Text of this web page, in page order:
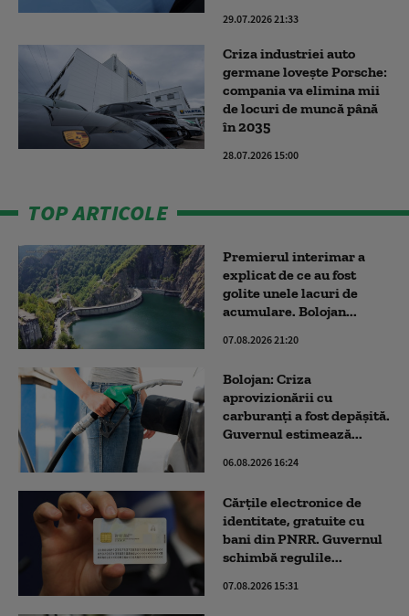
29.07.2026 21:33
Criza industriei auto
germane lovește Porsche:
compania va elimina mii
de locuri de muncă până
în 2035
28.07.2026 15:00
TOP ARTICOLE
Premierul interimar a
explicat de ce au fost
golite unele lacuri de
acumulare. Bolojan...
07.08.2026 21:20
Bolojan: Criza
aprovizionării cu
carburanți a fost depășită.
Guvernul estimează...
06.08.2026 16:24
Cărțile electronice de
identitate, gratuite cu
bani din PNRR. Guvernul
schimbă regulile...
07.08.2026 15:31